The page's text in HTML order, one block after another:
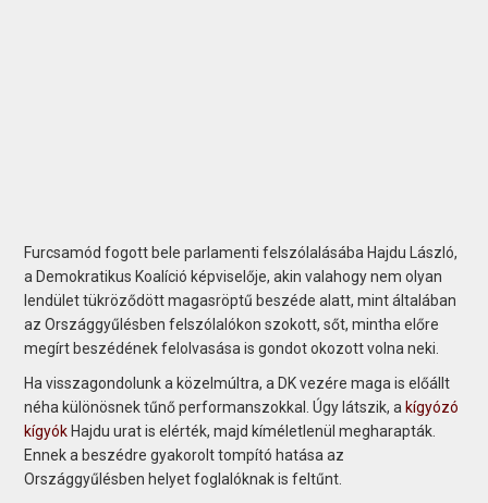
Furcsamód fogott bele parlamenti felszólalásába Hajdu László,
a Demokratikus Koalíció képviselője, akin valahogy nem olyan
lendület tükröződött magasröptű beszéde alatt, mint általában
az Országgyűlésben felszólalókon szokott, sőt, mintha előre
megírt beszédének felolvasása is gondot okozott volna neki.
Ha visszagondolunk a közelmúltra, a DK vezére maga is előállt
néha különösnek tűnő performanszokkal. Úgy látszik, a kígyózó
kígyók Hajdu urat is elérték, majd kíméletlenül megharapták.
Ennek a beszédre gyakorolt tompító hatása az
Országgyűlésben helyet foglalóknak is feltűnt.